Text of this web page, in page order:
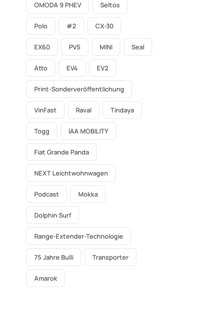
OMODA 9 PHEV Seltos
Polo #2 CX-30
EX60 PV5 MINI Seal
Atto EV4 EV2
Print-Sonderveröffentlichung
VinFast Raval Tindaya
Togg IAA MOBILITY
Fiat Grande Panda
NEXT Leichtwohnwagen
Podcast Mokka
Dolphin Surf
Range-Extender-Technologie
75 Jahre Bulli Transporter
Amarok